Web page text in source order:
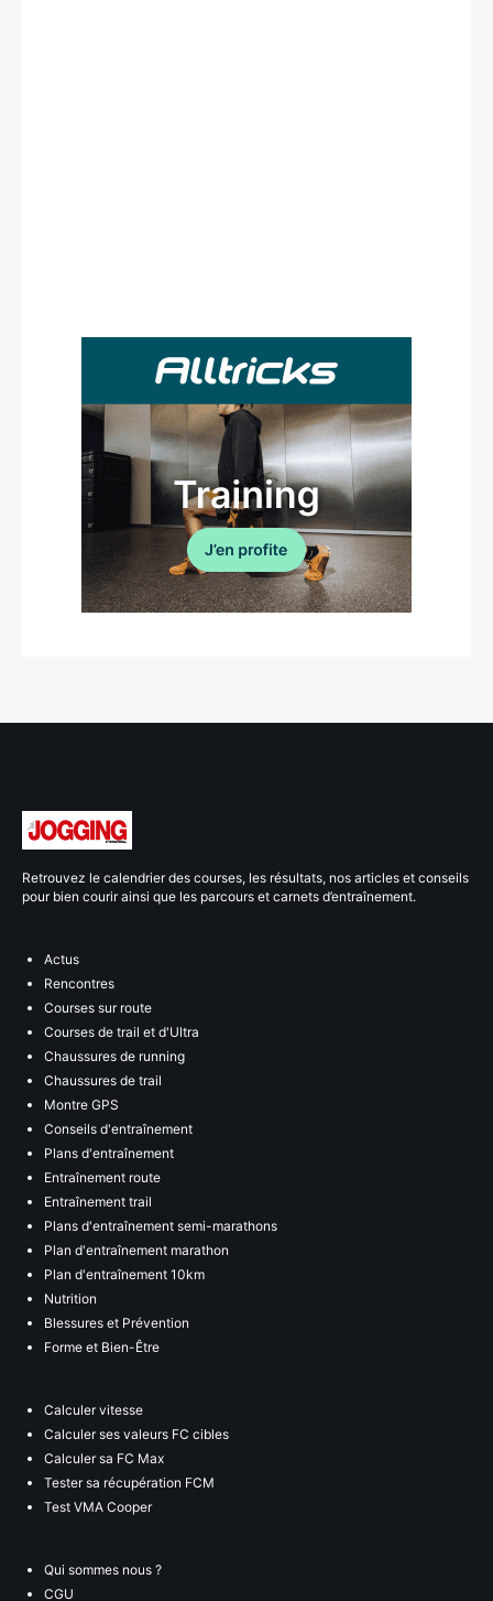
Retrouvez le calendrier des courses, les résultats, nos articles et conseils
pour bien courir ainsi que les parcours et carnets d’entraînement.
Actus
Rencontres
Courses sur route
Courses de trail et d'Ultra
Chaussures de running
Chaussures de trail
Montre GPS
Conseils d'entraînement
Plans d'entraînement
Entraînement route
Entraînement trail
Plans d'entraînement semi-marathons
Plan d'entraînement marathon
Plan d'entraînement 10km
Nutrition
Blessures et Prévention
Forme et Bien-Être
Calculer vitesse
Calculer ses valeurs FC cibles
Calculer sa FC Max
Tester sa récupération FCM
Test VMA Cooper
Qui sommes nous ?
CGU